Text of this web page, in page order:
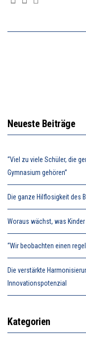
Neueste Beiträge
“Viel zu viele Schüler, die
Gymnasium gehören”
Die ganze Hilflosigkeit des
Woraus wächst, was
“Wir beobachten einen
Die verstärkte
Innovationspotenzial
Kategorien